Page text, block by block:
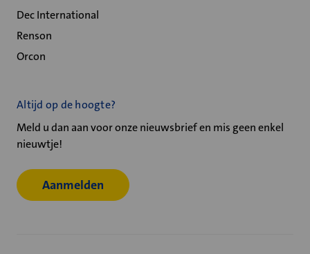
Dec International
Renson
Orcon
Altijd op de hoogte?
Meld u dan aan voor onze nieuwsbrief en mis geen enkel
nieuwtje!
Aanmelden